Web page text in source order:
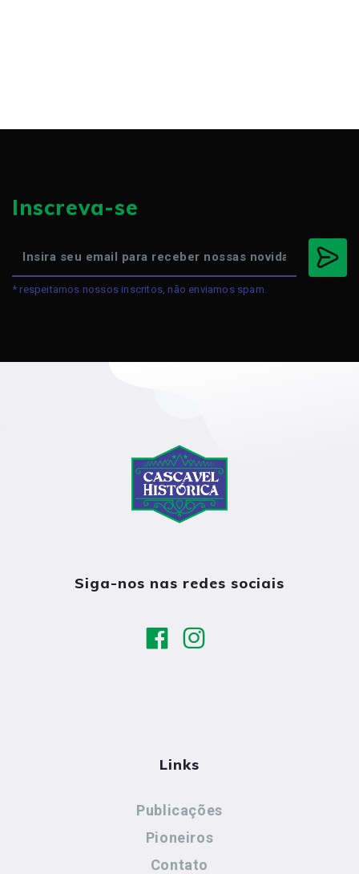
Inscreva-se
* respeitamos nossos inscritos, não enviamos spam.
Siga-nos nas redes sociais
Links
Publicações
Pioneiros
Contato